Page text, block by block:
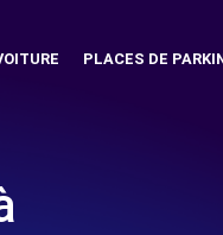
PLACES DE